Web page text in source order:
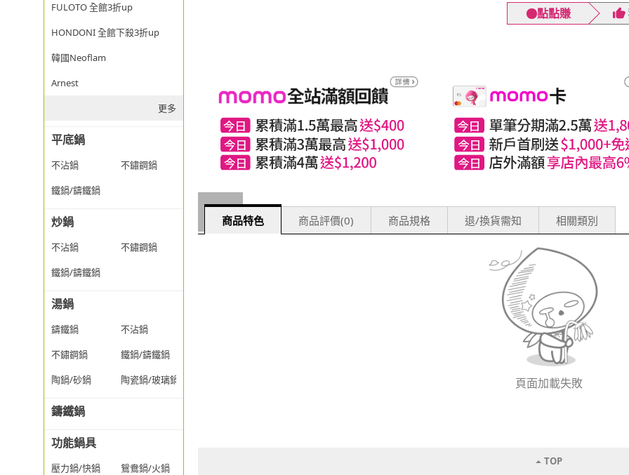
FULOTO 全館3折up
HONDONI 全館下殺3折up
韓國Neoflam
Arnest
更多
平底鍋
不沾鍋
不鏽鋼鍋
鐵鍋/鑄鐵鍋
炒鍋
不沾鍋
不鏽鋼鍋
鐵鍋/鑄鐵鍋
湯鍋
鑄鐵鍋
不沾鍋
不鏽鋼鍋
鐵鍋/鑄鐵鍋
陶鍋/砂鍋
陶瓷鍋/玻璃鍋/透明鍋
鑄鐵鍋
功能鍋具
壓力鍋/快鍋
鴛鴦鍋/火鍋
點點賺
商品特色 商品評價(0) 商品規格 退/換貨需知 相關類別
頁面加載失敗
TOP